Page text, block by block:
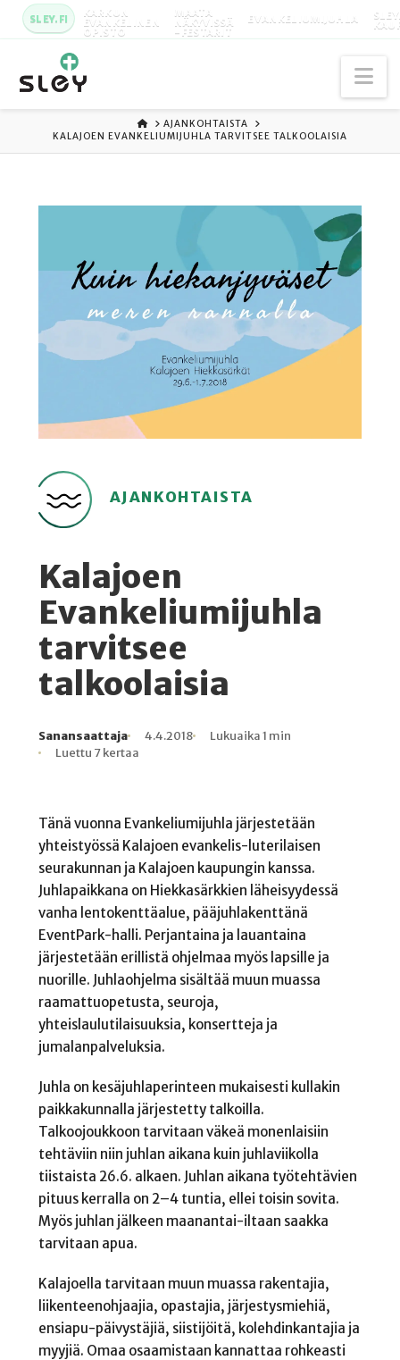
SLEY.FI KARKUN
EVANKELINEN
OPISTO
MAATA
NÄKYVISSÄ
-FESTARIT
EVANKELIUMIJUHLA
ETUSIVU
AJANKOHTAISTA
KALAJOEN EVANKELIUMIJUHLA TARVITSEE TALKOOLAISIA
AJANKOHTAISTA
Kalajoen
Evankeliumijuhla
tarvitsee
talkoolaisia
Kirjoittaja
Sanansaattaja
Julkaistu
4.4.2018
Lukuaika
Lukuaika 1 min
Lukukertoja
Luettu 7 kertaa
Tänä vuonna Evankeliumijuhla järjestetään
yhteistyössä Kalajoen evankelis-luterilaisen
seurakunnan ja Kalajoen kaupungin kanssa.
Juhlapaikkana on Hiekkasärkkien läheisyydessä
vanha lentokenttäalue, pääjuhlakenttänä
EventPark-halli. Perjantaina ja lauantaina
järjestetään erillistä ohjelmaa myös lapsille ja
nuorille. Juhlaohjelma sisältää muun muassa
raamattuopetusta, seuroja,
yhteislaulutilaisuuksia, konsertteja ja
jumalanpalveluksia.
Juhla on kesäjuhlaperinteen mukaisesti kullakin
paikkakunnalla järjestetty talkoilla.
Talkoojoukkoon tarvitaan väkeä monenlaisiin
tehtäviin niin juhlan aikana kuin juhlaviikolla
tiistaista 26.6. alkaen. Juhlan aikana työtehtävien
pituus kerralla on 2–4 tuntia, ellei toisin sovita.
Myös juhlan jälkeen maanantai-iltaan saakka
tarvitaan apua.
Kalajoella tarvitaan muun muassa rakentajia,
liikenteenohjaajia, opastajia, järjestysmiehiä,
ensiapu-päivystäjiä, siistijöitä, kolehdinkantajia ja
myyjiä. Omaa osaamistaan kannattaa rohkeasti